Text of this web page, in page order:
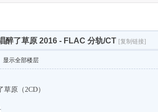
醉了草原 2016 - FLAC 分轨/CT [复制链接]
显示全部楼层
原（2CD）